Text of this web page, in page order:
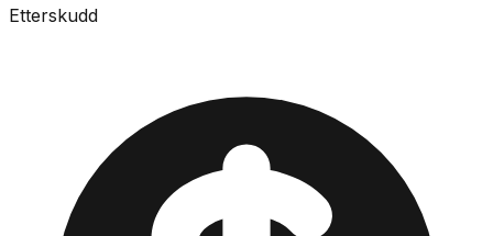
Etterskudd